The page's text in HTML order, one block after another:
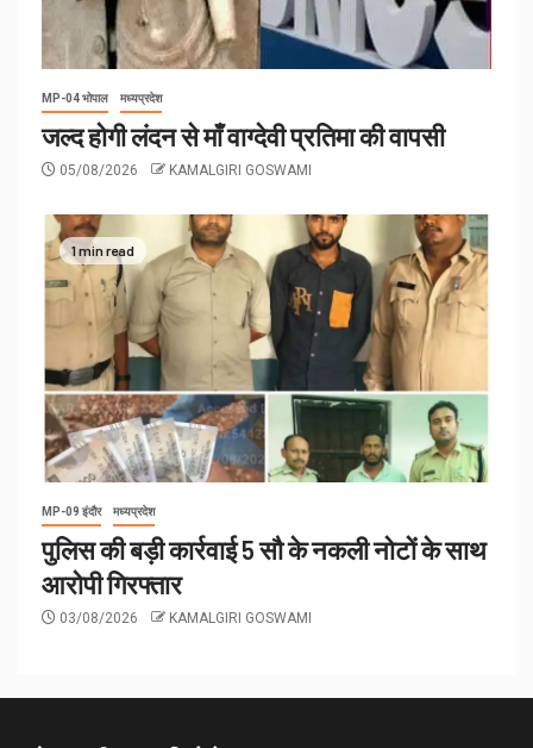
MP-04 भोपाल मध्यप्रदेश
जल्द होगी लंदन से माँ वाग्देवी प्रतिमा की वापसी
05/08/2026 KAMALGIRI GOSWAMI
1 min read
MP-09 इंदौर मध्यप्रदेश
पुलिस की बड़ी कार्रवाई 5 सौ के नकली नोटों के साथ
आरोपी गिरफ्तार
03/08/2026 KAMALGIRI GOSWAMI